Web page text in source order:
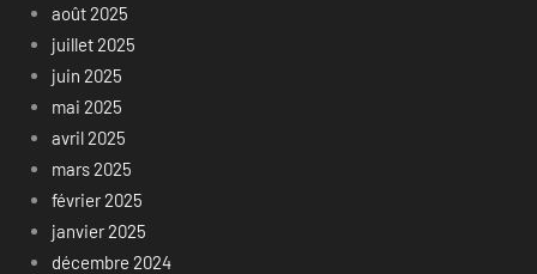
août 2025
juillet 2025
juin 2025
mai 2025
avril 2025
mars 2025
février 2025
janvier 2025
décembre 2024